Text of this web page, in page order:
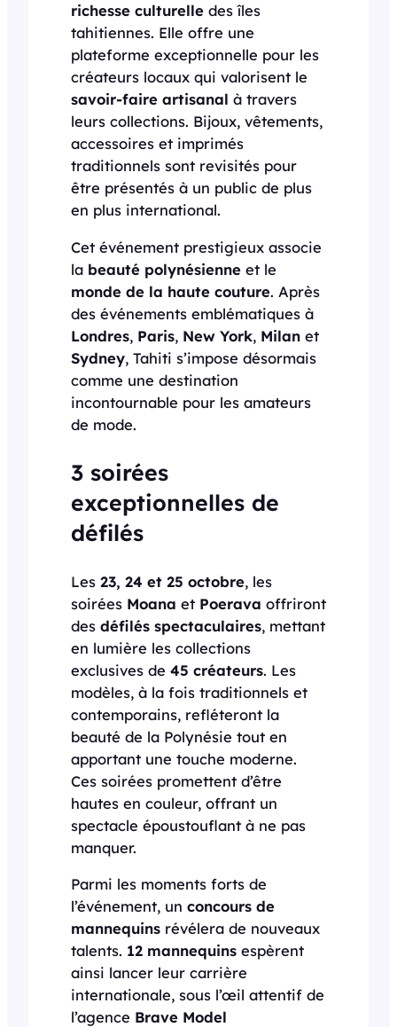
richesse culturelle des îles
tahitiennes. Elle offre une
plateforme exceptionnelle pour les
créateurs locaux qui valorisent le
savoir-faire artisanal à travers
leurs collections. Bijoux, vêtements,
accessoires et imprimés
traditionnels sont revisités pour
être présentés à un public de plus
en plus international.
Cet événement prestigieux associe
la beauté polynésienne et le
monde de la haute couture. Après
des événements emblématiques à
Londres, Paris, New York, Milan et
Sydney, Tahiti s’impose désormais
comme une destination
incontournable pour les amateurs
de mode.
3 soirées
exceptionnelles de
défilés
Les 23, 24 et 25 octobre, les
soirées Moana et Poerava offriront
des défilés spectaculaires, mettant
en lumière les collections
exclusives de 45 créateurs. Les
modèles, à la fois traditionnels et
contemporains, refléteront la
beauté de la Polynésie tout en
apportant une touche moderne.
Ces soirées promettent d’être
hautes en couleur, offrant un
spectacle époustouflant à ne pas
manquer.
Parmi les moments forts de
l’événement, un concours de
mannequins révélera de nouveaux
talents. 12 mannequins espèrent
ainsi lancer leur carrière
internationale, sous l’œil attentif de
l’agence Brave Model